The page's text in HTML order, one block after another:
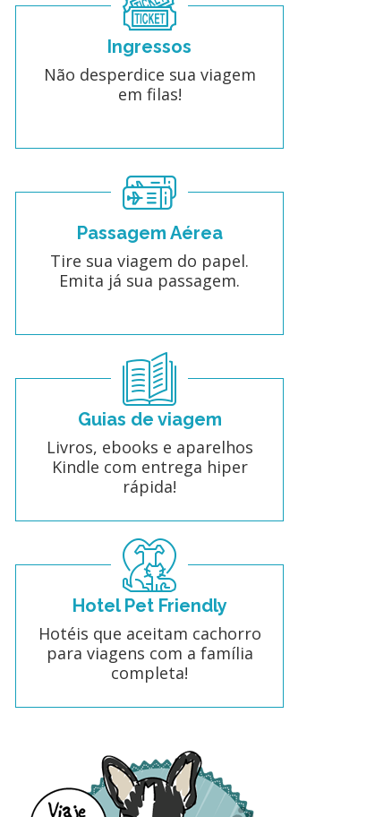
Ingressos
Não desperdice sua viagem
em filas!
Passagem Aérea
Tire sua viagem do papel.
Emita já sua passagem.
Guias de viagem
Livros, ebooks e aparelhos
Kindle com entrega hiper
rápida!
Hotel Pet Friendly
Hotéis que aceitam cachorro
para viagens com a família
completa!